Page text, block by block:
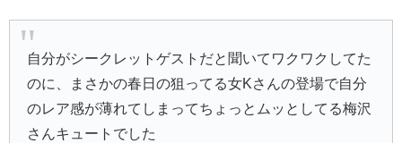
自分がシークレットゲストだと聞いてワクワクしてた
のに、まさかの春日の狙ってる女Kさんの登場で自分
のレア感が薄れてしまってちょっとムッとしてる梅沢
さんキュートでした